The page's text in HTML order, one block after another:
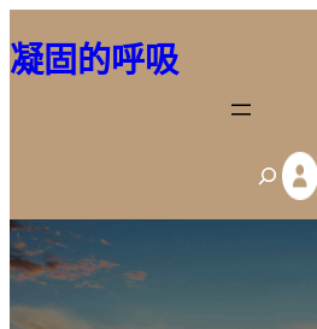
至
容
凝固的呼吸
S
e